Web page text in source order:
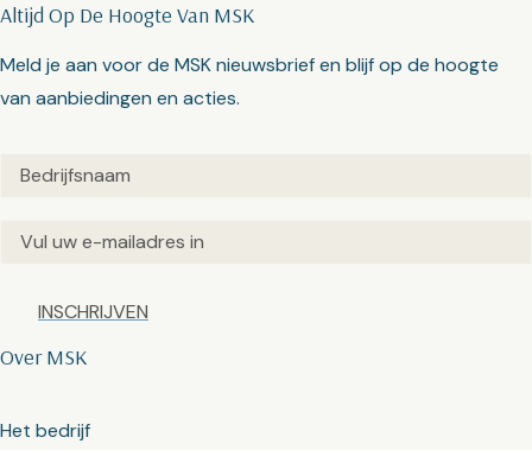
Over MSK
Het bedrijf
Altijd Op De Hoogte Van MSK
Meld je aan voor de MSK nieuwsbrief en blijf op de hoogte
van aanbiedingen en acties.
Untitled(Vereist)
Email(Vereist)
Captcha